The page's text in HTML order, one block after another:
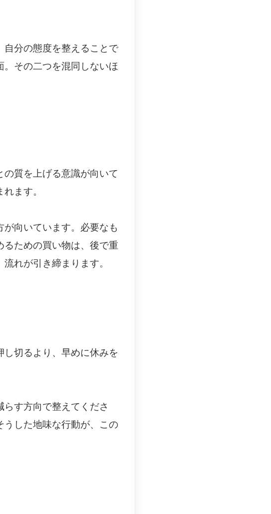
自分の態度を整えることで
その二つを混同しないほ
質を上げる意識が向いて
ます。
向いています。必要なも
ための買い物は、後で重
れが引き締まります。
切るより、早めに休みを
す方向で整えてくださ
うした地味な行動が、この